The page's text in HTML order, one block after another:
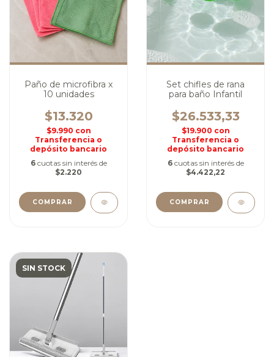
Paño de microfibra x
10 unidades
$13.320
$9.990 con
Transferencia o
depósito bancario
6 cuotas sin interés de
$2.220
Set chifles de rana
para baño Infantil
$26.533,33
$19.900 con
Transferencia o
depósito bancario
6 cuotas sin interés de
$4.422,22
SIN STOCK